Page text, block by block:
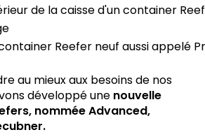
Reefer neuf aussi appelé
au mieux aux besoins de nos
développé unenouvelle
nommée Advanced,